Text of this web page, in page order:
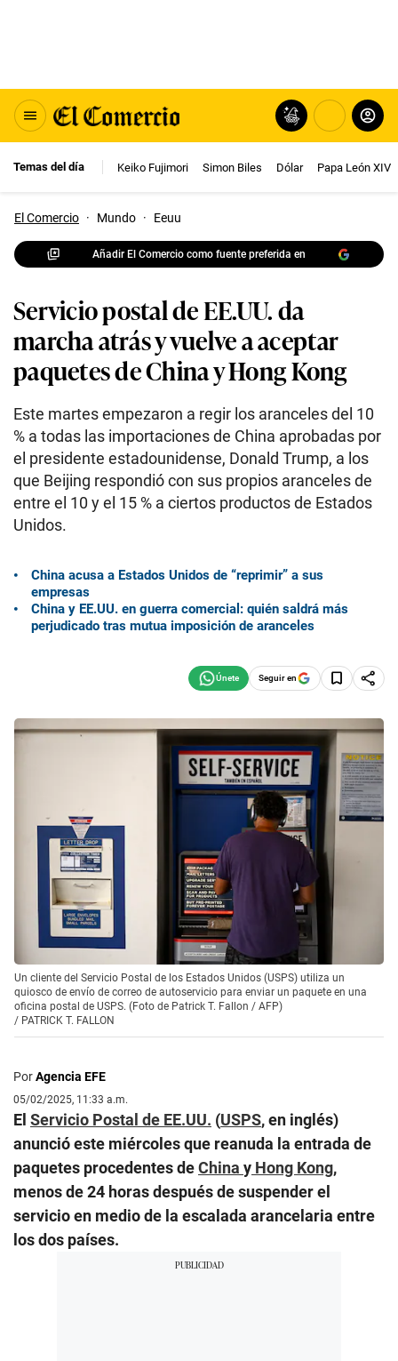
Temas del día Keiko Fujimori Simon Biles Dólar Papa León XIV
El Comercio · Mundo · Eeuu
Añadir El Comercio como fuente preferida en
Servicio postal de EE.UU. da
marcha atrás y vuelve a aceptar
paquetes de China y Hong Kong
Este martes empezaron a regir los aranceles del 10
% a todas las importaciones de China aprobadas por
el presidente estadounidense, Donald Trump, a los
que Beijing respondió con sus propios aranceles de
entre el 10 y el 15 % a ciertos productos de Estados
Unidos.
China acusa a Estados Unidos de “reprimir” a sus
empresas
China y EE.UU. en guerra comercial: quién saldrá más
perjudicado tras mutua imposición de aranceles
Seguir en
Un cliente del Servicio Postal de los Estados Unidos (USPS) utiliza un
quiosco de envío de correo de autoservicio para enviar un paquete en una
oficina postal de USPS. (Foto de Patrick T. Fallon / AFP)
/ PATRICK T. FALLON
PorAgencia EFE
05/02/2025, 11:33 a.m.
El Servicio Postal de EE.UU. (USPS, en inglés)
anunció este miércoles que reanuda la entrada de
paquetes procedentes deChina y Hong Kong,
menos de 24 horas después de suspender el
servicio en medio de la escalada arancelaria entre
los dos países.